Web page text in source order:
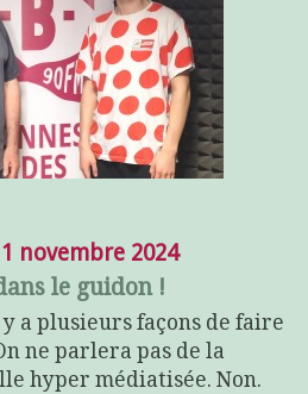
novembre 2024
le guidon !
a plusieurs façons de faire
ne parlera pas de la
hyper médiatisée. Non.